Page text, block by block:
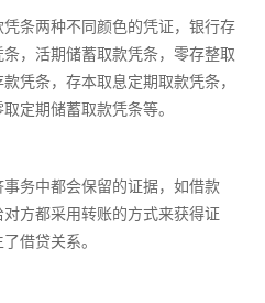
条两种不同颜色的凭证，银行存
，活期储蓄取款凭条，零存整取
凭条，存本取息定期取款凭条，
定期储蓄取款凭条等。
务中都会保留的证据，如借款
方都采用转账的方式来获得证
借贷关系。